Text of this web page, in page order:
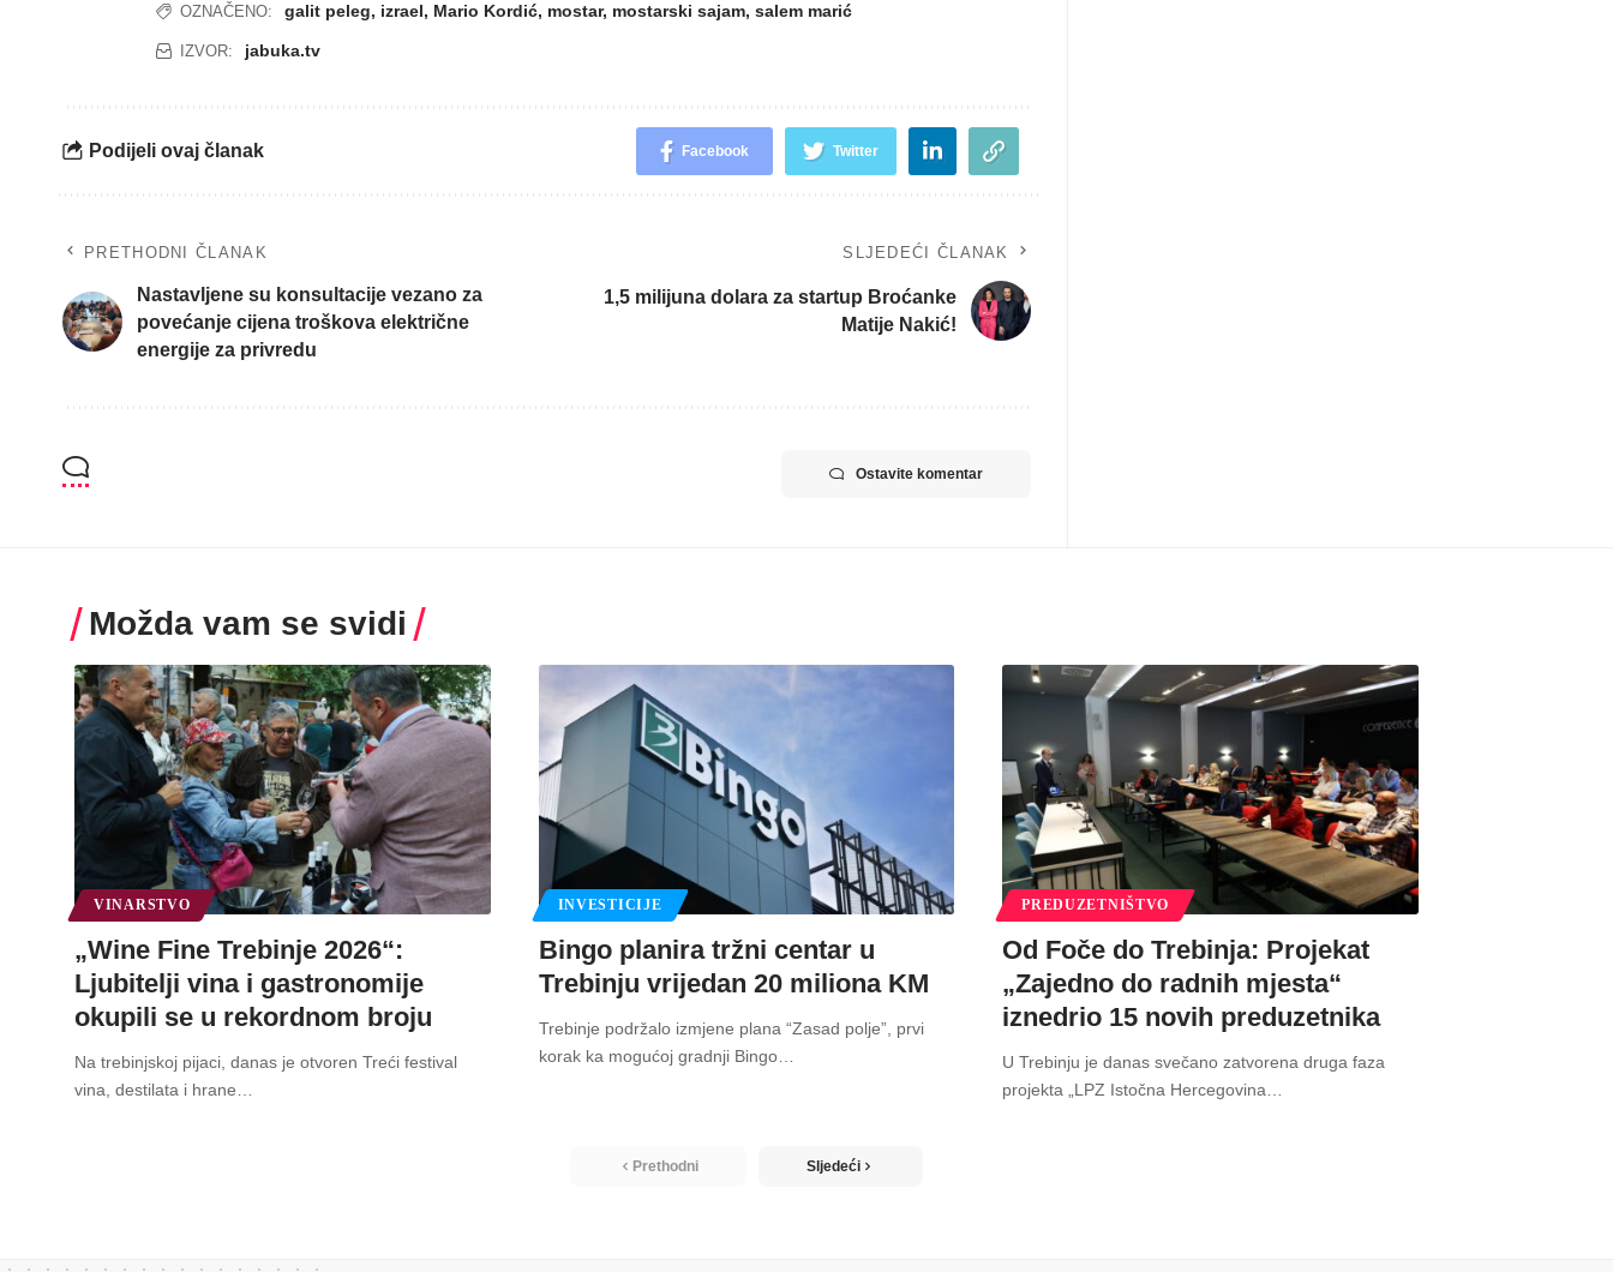
OZNAČENO: galit peleg, izrael, Mario Kordić, mostar, mostarski sajam, salem marić
IZVOR: jabuka.tv
Podijeli ovaj članak Facebook Twitter
PRETHODNI ČLANAK
Nastavljene su konsultacije vezano za
povećanje cijena troškova električne
energije za privredu
SLJEDEĆI ČLANAK
1,5 milijuna dolara za startup Broćanke
Matije Nakić!
Ostavite komentar
Možda vam se svidi
VINARSTVO
„Wine Fine Trebinje 2026“:
Ljubitelji vina i gastronomije
okupili se u rekordnom broju
Na trebinjskoj pijaci, danas je otvoren Treći festival
vina, destilata i hrane
INVESTICIJE
Bingo planira tržni centar u
Trebinju vrijedan 20 miliona KM
Trebinje podržalo izmjene plana “Zasad polje”, prvi
korak ka mogućoj gradnji Bingo…
PREDUZETNIŠTVO
Od Foče do Trebinja: Projekat
„Zajedno do radnih mjesta“
iznedrio 15 novih preduzetnika
U Trebinju je danas svečano zatvorena druga faza
projekta „LPZ Istočna Hercegovina
Prethodni Sljedeći